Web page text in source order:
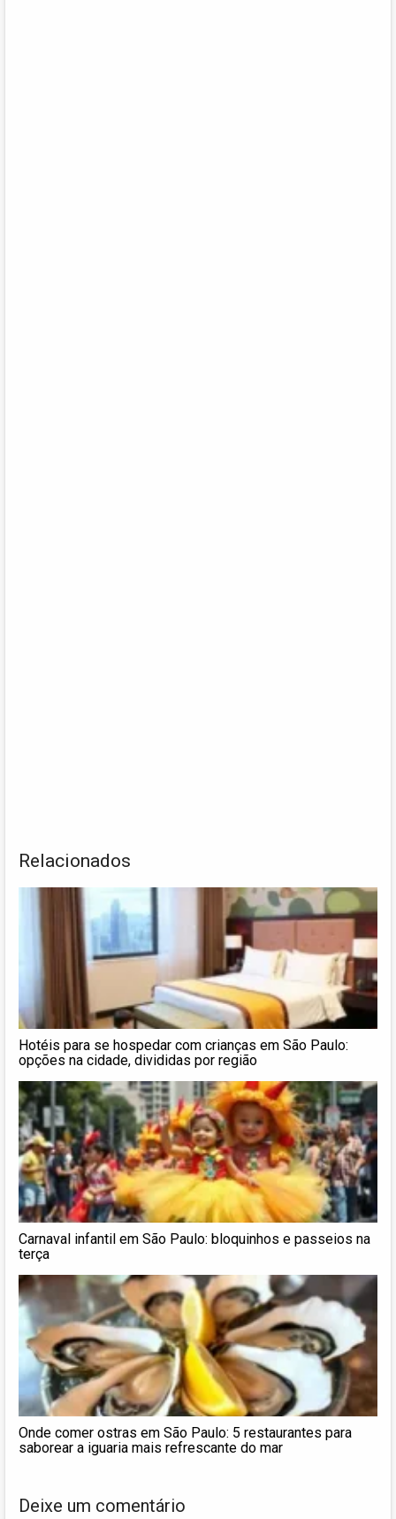
Relacionados
Hotéis para se hospedar com crianças em São Paulo:
opções na cidade, divididas por região
Carnaval infantil em São Paulo: bloquinhos e passeios na
terça
Onde comer ostras em São Paulo: 5 restaurantes para
saborear a iguaria mais refrescante do mar
Deixe um comentário